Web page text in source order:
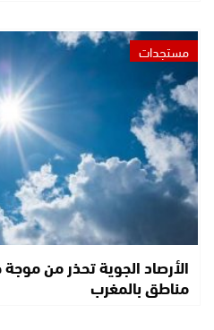
مستجدات
الأرصاد الجوية تحذر من
مناطق بالمغرب